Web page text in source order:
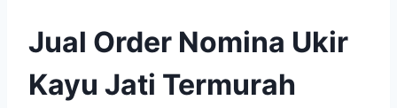
Jual Order Nomina Ukir
Kayu Jati Termurah